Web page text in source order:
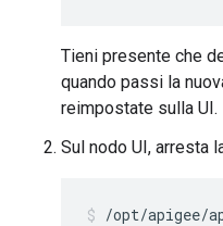
Tieni presente che
quando passi la
reimpostate sulla UI.
Sul nodo UI, arresta
/opt/apigee/